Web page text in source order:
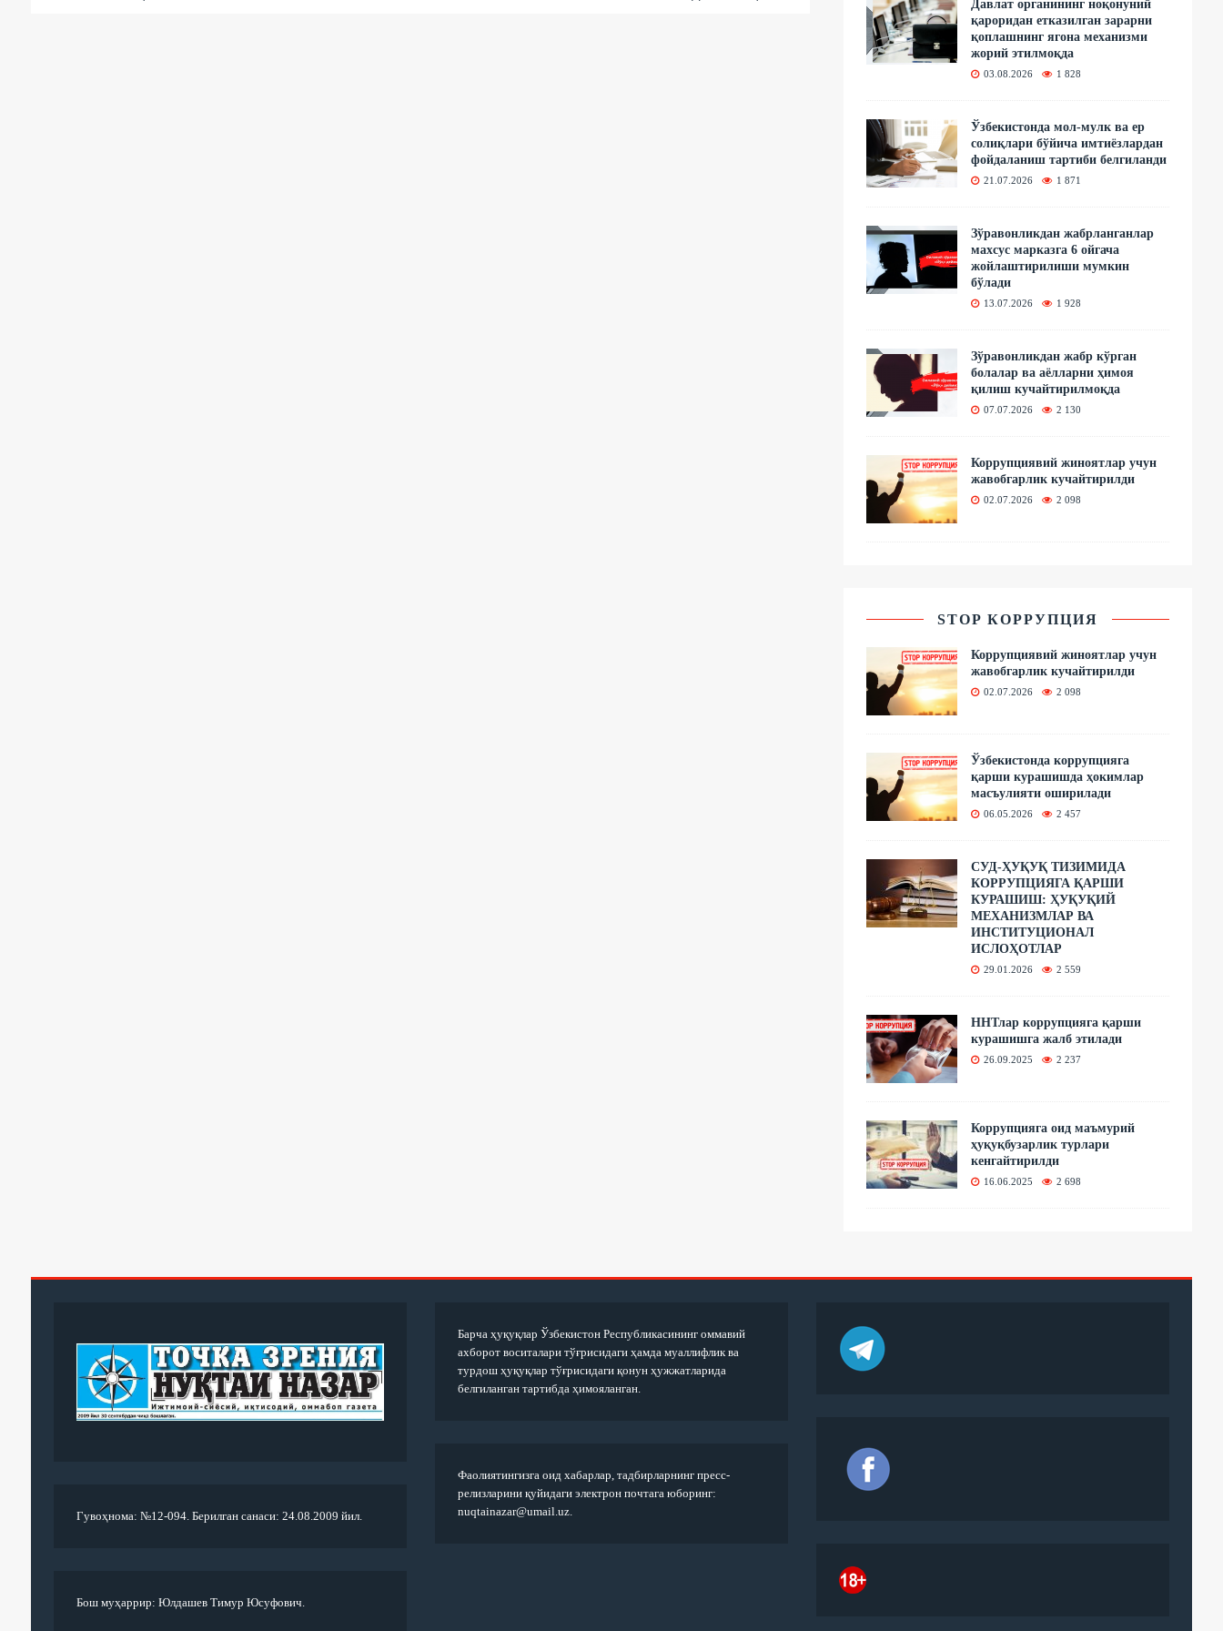
Давлат органининг ноқонуний
қароридан етказилган зарарни
қоплашнинг ягона механизми
жорий этилмоқда
03.08.2026 1 828
Ўзбекистонда мол-мулк ва ер
солиқлари бўйича имтиёзлардан
фойдаланиш тартиби белгиланди
21.07.2026 1 871
Зўравонликдан жабрланганлар
махсус марказга 6 ойгача
жойлаштирилиши мумкин
бўлади
13.07.2026 1 928
Зўравонликдан жабр кўрган
болалар ва аёлларни ҳимоя
қилиш кучайтирилмоқда
07.07.2026 2 130
Коррупциявий жиноятлар учун
жавобгарлик кучайтирилди
02.07.2026 2 098
STOP КОРРУПЦИЯ
Коррупциявий жиноятлар учун
жавобгарлик кучайтирилди
02.07.2026 2 098
Ўзбекистонда коррупцияга
қарши курашишда ҳокимлар
масъулияти оширилади
06.05.2026 2 457
СУД-ҲУҚУҚ ТИЗИМИДА
КОРРУПЦИЯГА ҚАРШИ
КУРАШИШ: ҲУҚУҚИЙ
МЕХАНИЗМЛАР ВА
ИНСТИТУЦИОНАЛ
ИСЛОҲОТЛАР
29.01.2026 2 559
ННТлар коррупцияга қарши
курашишга жалб этилади
26.09.2025 2 237
Коррупцияга оид маъмурий
ҳуқуқбузарлик турлари
кенгайтирилди
16.06.2025 2 698
Гувоҳнома: №12-094. Берилган санаси: 24.08.2009 йил.
Бош муҳаррир: Юлдашев Тимур Юсуфович.
Барча ҳуқуқлар Ўзбекистон Республикасининг оммавий
ахборот воситалари тўғрисидаги ҳамда муаллифлик ва
турдош ҳуқуқлар тўғрисидаги қонун ҳужжатларида
белгиланган тартибда ҳимояланган.
Фаолиятингизга оид хабарлар, тадбирларнинг пресс-
релизларини қуйидаги электрон почтага юборинг:
nuqtainazar@umail.uz.